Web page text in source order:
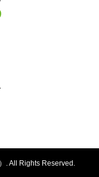
. All Rights Reserved.